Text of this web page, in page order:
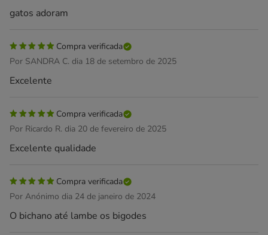
gatos adoram
Compra verificada
Por SANDRA C. dia 18 de setembro de 2025
Excelente
Compra verificada
Por Ricardo R. dia 20 de fevereiro de 2025
Excelente qualidade
Compra verificada
Por Anónimo dia 24 de janeiro de 2024
O bichano até lambe os bigodes